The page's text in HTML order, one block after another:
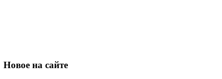
Новое на сайте